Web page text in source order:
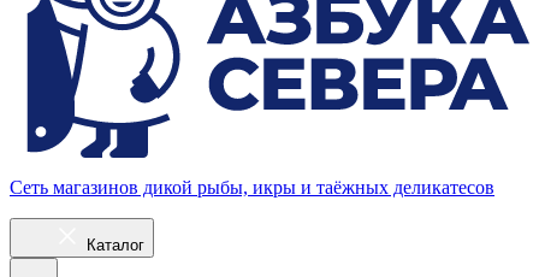
Сеть магазинов дикой рыбы, икры и таёжных деликатесов
Каталог